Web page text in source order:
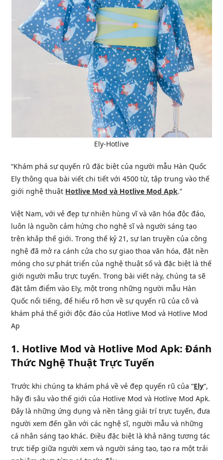
Ely-Hotlive
“Khám phá sự quyến rũ đặc biệt của người mẫu Hàn Quốc
Ely thông qua bài viết chi tiết với 4500 từ, tập trung vào thế
giới nghệ thuật Hotlive Mod và Hotlive Mod Apk.”
Việt Nam, với vẻ đẹp tự nhiên hùng vĩ và văn hóa độc đáo,
luôn là nguồn cảm hứng cho nghệ sĩ và người sáng tạo
trên khắp thế giới. Trong thế kỷ 21, sự lan truyền của công
nghệ đã mở ra cánh cửa cho sự giao thoa văn hóa, đặt nền
móng cho sự phát triển của nghệ thuật số và đặc biệt là thế
giới người mẫu trực tuyến. Trong bài viết này, chúng ta sẽ
đặt tâm điểm vào Ely, một trong những người mẫu Hàn
Quốc nổi tiếng, để hiểu rõ hơn về sự quyến rũ của cô và
khám phá thế giới độc đáo của Hotlive Mod và Hotlive Mod
Ap
1. Hotlive Mod và Hotlive Mod Apk: Đánh
Thức Nghệ Thuật Trực Tuyến
Trước khi chúng ta khám phá về vẻ đẹp quyến rũ của “Ely“,
hãy đi sâu vào thế giới của Hotlive Mod và Hotlive Mod Apk.
Đây là những ứng dụng và nền tảng giải trí trực tuyến, đưa
người xem đến gần với các nghệ sĩ, người mẫu và những
cá nhân sáng tạo khác. Điều đặc biệt là khả năng tương tác
trực tiếp giữa người xem và người sáng tạo, tạo ra một trải